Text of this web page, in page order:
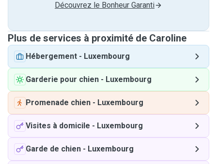
Découvrez le Bonheur Garanti
Plus de services à proximité de Caroline
Hébergement - Luxembourg
Garderie pour chien - Luxembourg
Promenade chien - Luxembourg
Visites à domicile - Luxembourg
Garde de chien - Luxembourg